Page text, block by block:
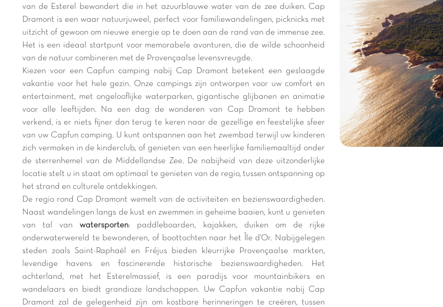
van de Esterel bewondert die in het azuurblauwe water van de zee duiken. Cap
Dramont is een waar natuurjuweel, perfect voor familiewandelingen, picknicks met
uitzicht of gewoon om nieuwe energie op te doen aan de rand van de immense zee.
Het is een ideaal startpunt voor memorabele avonturen, die de wilde schoonheid
van de natuur combineren met de Provençaalse levensvreugde.
Kiezen voor een Capfun camping nabij Cap Dramont betekent een geslaagde
vakantie voor het hele gezin. Onze campings zijn ontworpen voor uw comfort en
entertainment, met ongelooflijke waterparken, gigantische glijbanen en animatie
voor alle leeftijden. Na een dag de wonderen van Cap Dramont te hebben
verkend, is er niets fijner dan terug te keren naar de gezellige en feestelijke sfeer
van uw Capfun camping. U kunt ontspannen aan het zwembad terwijl uw kinderen
zich vermaken in de kinderclub, of genieten van een heerlijke familiemaaltijd onder
de sterrenhemel van de Middellandse Zee. De nabijheid van deze uitzonderlijke
locatie stelt u in staat om optimaal te genieten van de regio, tussen ontspanning op
het strand en culturele ontdekkingen.
De regio rond Cap Dramont wemelt van de activiteiten en bezienswaardigheden.
Naast wandelingen langs de kust en zwemmen in geheime baaien, kunt u genieten
van tal vanwatersporten: paddleboarden, kajakken, duiken om de rijke
onderwaterwereld te bewonderen, of boottochten naar het Île d'Or. Nabijgelegen
steden zoals Saint-Raphaël en Fréjus bieden kleurrijke Provençaalse markten,
levendige havens en fascinerende historische bezienswaardigheden. Het
achterland, met het Esterelmassief, is een paradijs voor mountainbikers en
wandelaars en biedt grandioze landschappen. Uw Capfun vakantie nabij Cap
Dramont zal de gelegenheid zijn om kostbare herinneringen te creëren, tussen